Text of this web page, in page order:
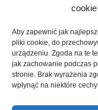
cookie
Aby zapewnić jak
pliki cookie, do
urządzeniu. Zgoda na te
jak zachowanie podczas
stronie. Brak wyrażenia
wpłynąć na niektóre